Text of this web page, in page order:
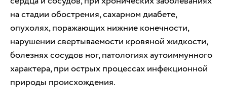
на стадии обострения, сахарном диабете,
опухолях, поражающих нижние конечности,
нарушении свертываемости кровяной жидкости,
болезнях сосудов ног, патологиях аутоиммунного
характера, при острых процессах инфекционной
природы происхождения.